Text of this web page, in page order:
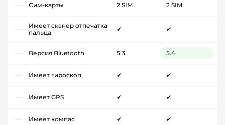
Сим-карты 2 SIM 2 SIM
Имеет сканер отпечатка
пальца
✔ ✔
Версия Bluetooth 5.3 5.4
Имеет гироскоп ✔ ✔
Имеет GPS ✔ ✔
Имеет компас ✔ ✔